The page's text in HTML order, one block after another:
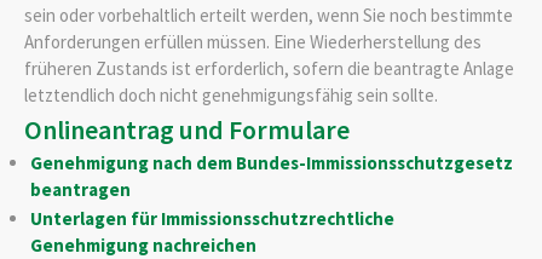
sein oder vorbehaltlich erteilt werden, wenn Sie noch bestimmte
Anforderungen erfüllen müssen. Eine Wiederherstellung des
früheren Zustands ist erforderlich, sofern die beantragte Anlage
letztendlich doch nicht genehmigungsfähig sein sollte.
Onlineantrag und Formulare
Genehmigung nach dem Bundes-Immissionsschutzgesetz
beantragen
Unterlagen für Immissionsschutzrechtliche
Genehmigung nachreichen